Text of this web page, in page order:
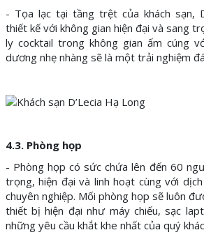
- Tọa lạc tại tầng trệt của khách sạn,
thiết kế với không gian hiện đại và sang
ly cocktail trong không gian ấm cúng
dương nhẹ nhàng sẽ là một trải nghiệm
4.3. Phòng họp
- Phòng họp có sức chứa lên đến 60
trọng, hiện đại và linh hoạt cùng với
chuyên nghiệp. Mối phòng họp sẽ luôn
thiết bị hiện đại như máy chiếu, sạc
những yêu cầu khắt khe nhất của quý